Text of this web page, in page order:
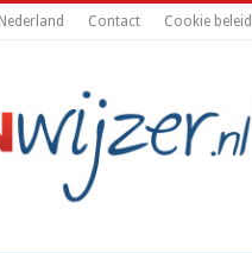
Contact Cookie beleid